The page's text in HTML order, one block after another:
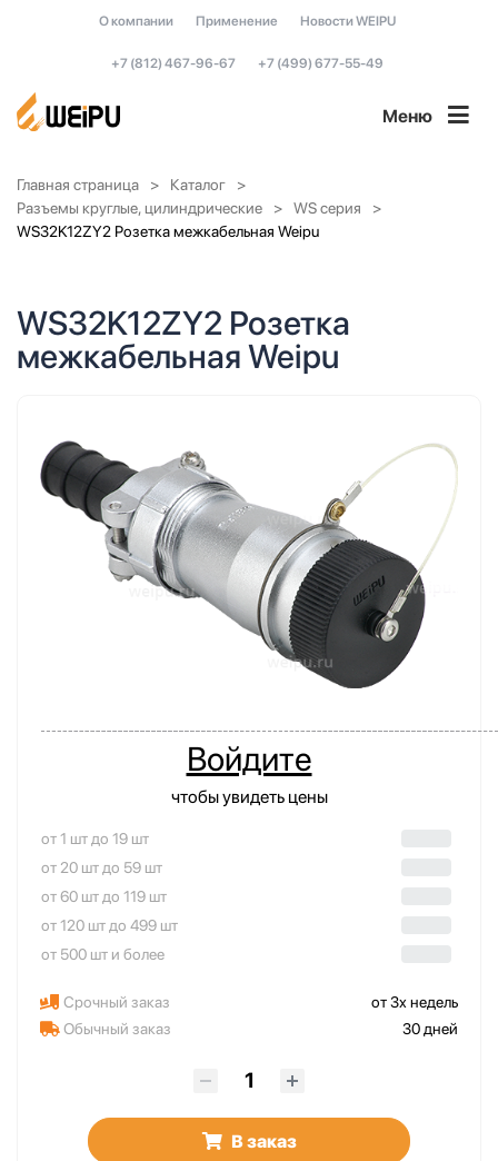
О компании Применение Новости WEIPU
+7 (812) 467-96-67 +7 (499) 677-55-49
Меню
Главная страница
Каталог
Разъемы круглые, цилиндрические
WS серия
WS32K12ZY2 Розетка межкабельная Weipu
WS32K12ZY2 Розетка
межкабельная Weipu
Войдите
чтобы увидеть цены
от 1 шт до 19 шт
от 20 шт до 59 шт
от 60 шт до 119 шт
от 120 шт до 499 шт
от 500 шт и более
Срочный заказ
от 3х недель
Обычный заказ
30 дней
В заказ